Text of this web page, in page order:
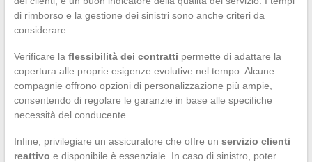
di rimborso e la gestione dei sinistri sono anche criteri da
considerare.
Verificare la flessibilità dei contratti permette di adattare la
copertura alle proprie esigenze evolutive nel tempo. Alcune
compagnie offrono opzioni di personalizzazione più ampie,
consentendo di regolare le garanzie in base alle specifiche
necessità del conducente.
Infine, privilegiare un assicuratore che offre un servizio clienti
reattivo e disponibile è essenziale. In caso di sinistro, poter